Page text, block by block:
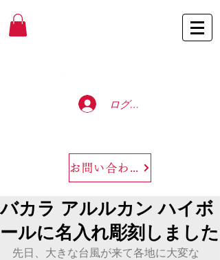
ログイン
お問い合わせ
バカラ アルルカン ハイボ
ールに名入れ彫刻しました
先日、大きな台風が来て各地に大変な